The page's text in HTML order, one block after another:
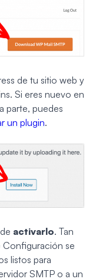
de tu sitio web y
Si eres nuevo en
parte, puedes
un plugin.
activarlo. Tan
Configuración se
listos para
SMTP o a un